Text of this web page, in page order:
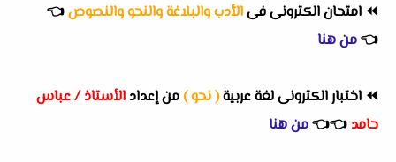
⏪ امتحان الكترونى فىالأدب والبلاغة والنحو والنصوص👈
👈من هنا
⏪ اختبار الكترونى لغة عربية( نحو ) من إعداد الأستاذ / عباس
حامد 👈
👈من هنا